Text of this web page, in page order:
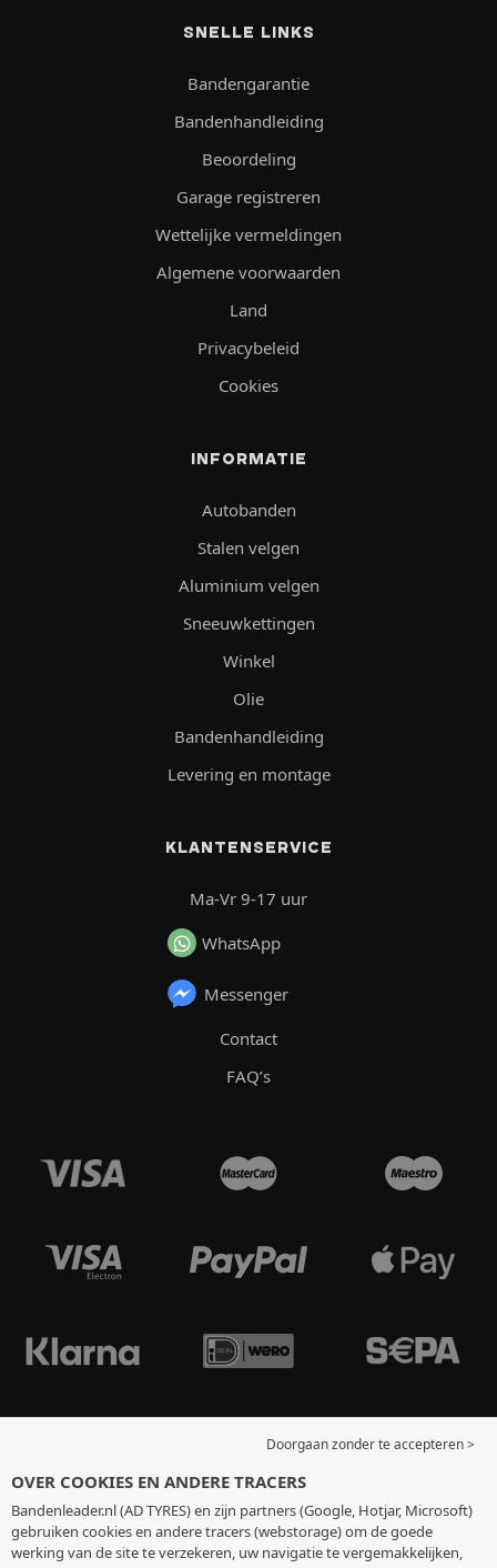
SNELLE LINKS
Bandengarantie
Bandenhandleiding
Beoordeling
Garage registreren
Wettelijke vermeldingen
Algemene voorwaarden
Land
Privacybeleid
Cookies
INFORMATIE
Autobanden
Stalen velgen
Aluminium velgen
Sneeuwkettingen
Winkel
Olie
Bandenhandleiding
Levering en montage
KLANTENSERVICE
Ma-Vr 9-17 uur
WhatsApp
Messenger
Contact
FAQ’s
Doorgaan zonder te accepteren >
OVER COOKIES EN ANDERE TRACERS
Bandenleader.nl (AD TYRES) en zijn partners (Google, Hotjar, Microsoft)
gebruiken cookies en andere tracers (webstorage) om de goede
werking van de site te verzekeren, uw navigatie te vergemakkelijken,